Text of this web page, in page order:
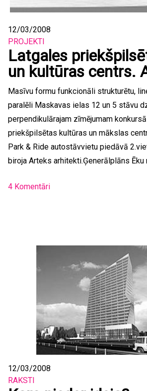
12/03/2008
PROJEKTI
Latgales
un kultūras centrs.
Masīvu formu funkcionāli strukturētu,
paralēli Maskavas ielas 12 un 5 stāvu
perpendikulārajam zīmējumam
priekšpilsētas kultūras un mākslas
Park & Ride autostāvvietu piedāvā
biroja Arteks arhitekti.Ģenerālplāns Ēku
4 Komentāri
12/03/2008
RAKSTI